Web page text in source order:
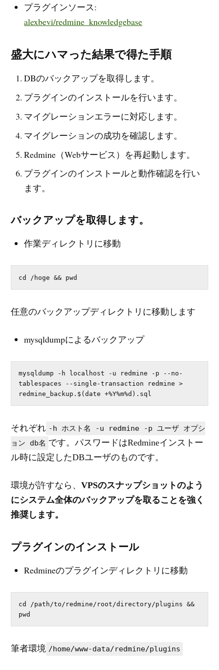
プラグインソース:
alexbevi/redmine_knowledgebase
盛大にハマった結果で得た手順
DBのバックアップを取得します。
プラグインのインストールを行います。
マイグレーションエラーに対応します。
マイグレーションの成功を確認します。
Redmine（Webサービス）を再起動します。
プラグインのインストールと動作確認を行い
ます。
バックアップを取得します。
作業ディレクトリに移動
cd /hoge && pwd
任意のバックアップディレクトリに移動します
mysqldumpによるバックアップ
mysqldump -h localhost -u redmine -p --no-
tablespaces --single-transaction redmine >
redmine_backup.$(date +%Y%m%d).sql
それぞれ -h ホスト名 -u redmine -p ユーザ オプシ
ョン db名 です。パスワードはRedmineインストー
ル時に設定したDBユーザのものです。
環境が許すなら、VPSのスナップショットのよう
にシステム全体のバックアップを取ることを強く
推奨します。
プラグインのインストール
Redmineのプラグインディレクトリに移動
cd /path/to/redmine/root/directory/plugins &&
pwd
筆者環境 /home/www-data/redmine/plugins